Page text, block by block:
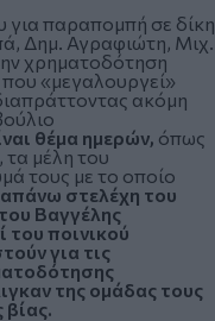
για παραπομπή σε δίκη
Δημ. Αγραφιώτη, Μιχ.
χρηματοδότηση
«μεγαλουργεί»
ακόμη
θέμα ημερών, όπως
μέλη του
τους με το οποίο
στελέχη του
Βαγγέλης
του ποινικού
για τις
της ομάδας τους
βίας.